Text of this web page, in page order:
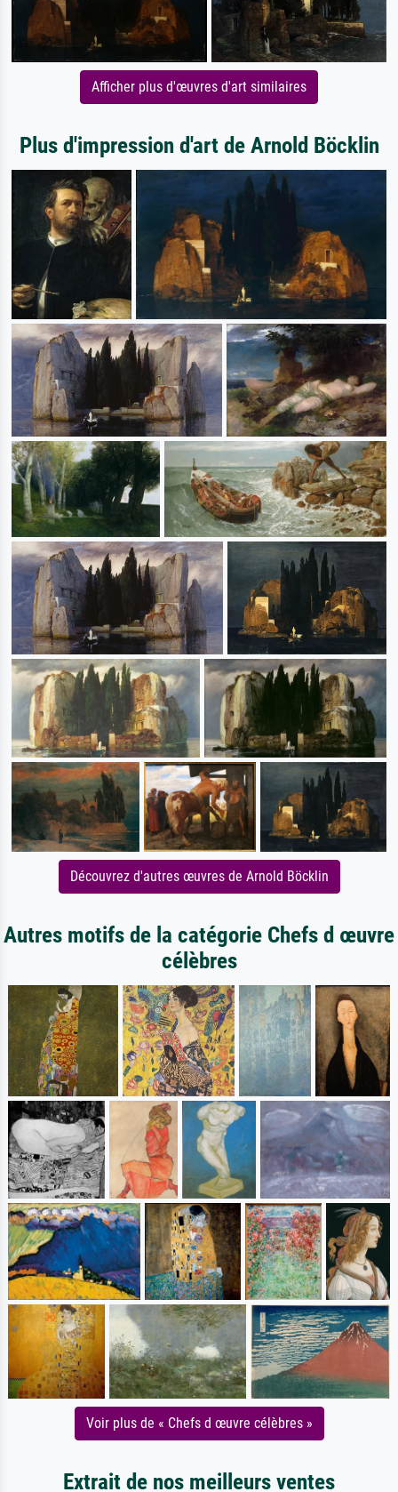
Afficher plus d'œuvres d'art similaires
Plus d'impression d'art de Arnold Böcklin
Découvrez d'autres œuvres de Arnold Böcklin
Autres motifs de la catégorie Chefs d œuvre
célèbres
Voir plus de « Chefs d œuvre célèbres »
Extrait de nos meilleurs ventes